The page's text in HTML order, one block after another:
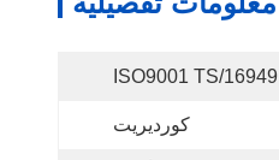
ISO9001 TS/16949
كورديريت